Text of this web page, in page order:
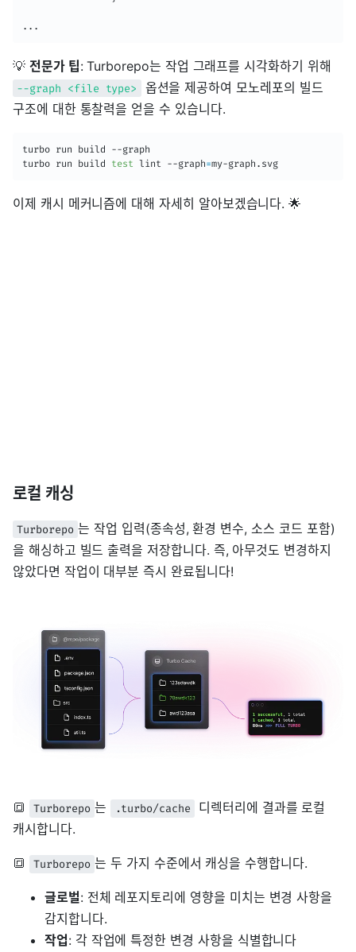
...
💡 전문가 팁: Turborepo는 작업 그래프를 시각화하기 위해
--graph <file type>
옵션을 제공하여 모노레포의 빌드
구조에 대한 통찰력을 얻을 수 있습니다.
turbo run build --graph
turbo run build test lint --graph=my-graph.svg
이제 캐시 메커니즘에 대해 자세히 알아보겠습니다. 🌟
로컬 캐싱
Turborepo 는 작업 입력(종속성, 환경 변수, 소스 코드 포함)
을 해싱하고 빌드 출력을 저장합니다. 즉, 아무것도 변경하지
않았다면 작업이 대부분 즉시 완료됩니다!
🔳 Turborepo 는 .turbo/cache
디렉터리에 결과를 로컬
캐시합니다.
🔳 Turborepo 는 두 가지 수준에서 캐싱을 수행합니다.
글로벌: 전체 레포지토리에 영향을 미치는 변경 사항을
감지합니다.
작업: 각 작업에 특정한 변경 사항을 식별합니다